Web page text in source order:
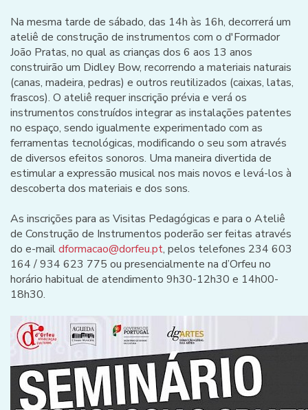
Na mesma tarde de sábado, das 14h às 16h, decorrerá um
ateliê de construção de instrumentos com o d'Formador
João Pratas, no qual as crianças dos 6 aos 13 anos
construirão um Didley Bow, recorrendo a materiais naturais
(canas, madeira, pedras) e outros reutilizados (caixas, latas,
frascos). O ateliê requer inscrição prévia e verá os
instrumentos construídos integrar as instalações patentes
no espaço, sendo igualmente experimentado com as
ferramentas tecnológicas, modificando o seu som através
de diversos efeitos sonoros. Uma maneira divertida de
estimular a expressão musical nos mais novos e levá-los à
descoberta dos materiais e dos sons.
As inscrições para as Visitas Pedagógicas e para o Ateliê
de Construção de Instrumentos poderão ser feitas através
do e-maildformacao@dorfeu.pt, pelos telefones 234 603
164 / 934 623 775 ou presencialmente na d’Orfeu no
horário habitual de atendimento 9h30-12h30 e 14h00-
18h30.